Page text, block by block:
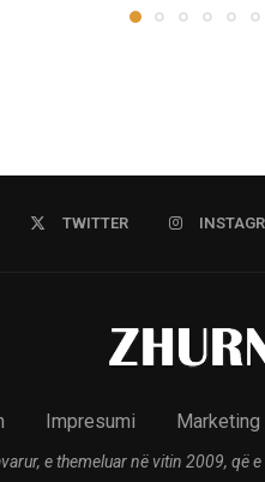
TWITTER
Impresumi Marketing
e themeluar në vitin 2009,